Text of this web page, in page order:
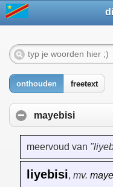
onthouden freetext
mayebisi
meervoud van
liyebisi, mv.